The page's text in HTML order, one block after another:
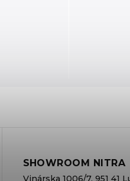
SHOWROOM NITRA
Vinárska 1006/7, 951 41